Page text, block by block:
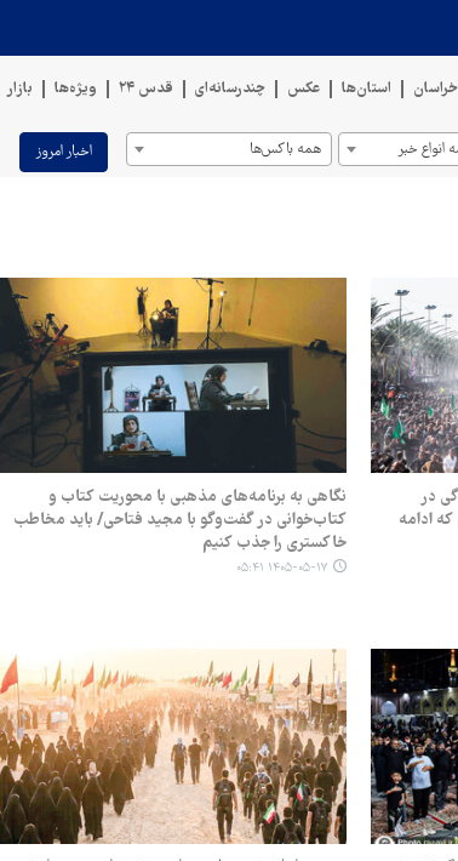
خراسان استان‌ها عکس چندرسانه‌ای قدس ۲۴ ویژه‌ها بازار
انواع خبر همه باکس‌ها اخبار امروز
در
ادامه
نگاهی به برنامه‌های مذهبی با محوریت کتاب و
کتاب‌خوانی در گفت‌وگو با مجید فتاحی/ باید مخاطب
خاکستری را جذب کنیم
۱۴۰۵-۰۵-۱۷ ۰۵:۴۱